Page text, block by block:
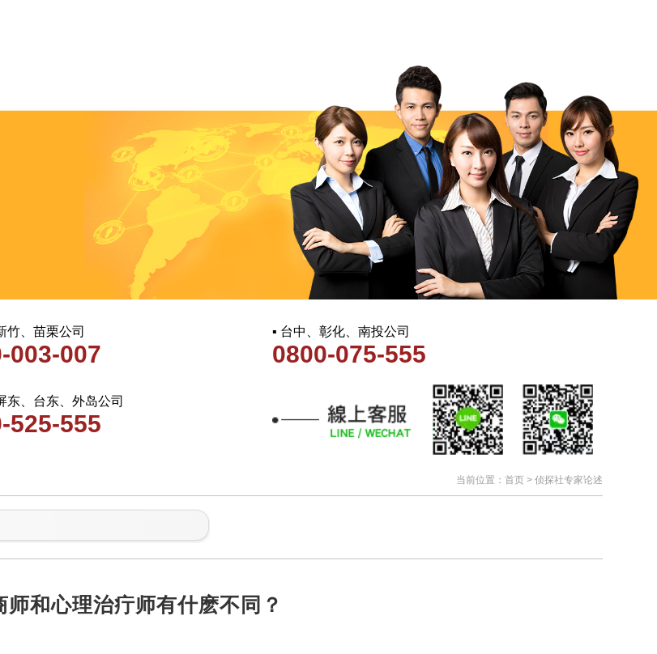
当前位置： 首页> 侦探社专家论述
竹、苗栗公司
003-007
▪ 台中、彰化、南投公司
0800-075-555
东、台东、外岛公司
525-555
和心理治疔师有什麽不同？